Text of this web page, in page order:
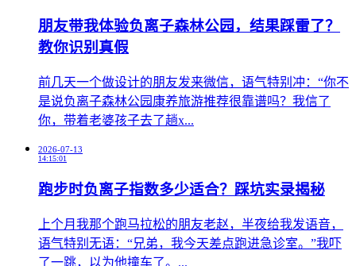
朋友带我体验负离子森林公园，结果踩雷了？
教你识别真假
前几天一个做设计的朋友发来微信，语气特别冲：“你不
是说负离子森林公园康养旅游推荐很靠谱吗？我信了
你，带着老婆孩子去了趟x...
2026-07-13
14:15:01
跑步时负离子指数多少适合？踩坑实录揭秘
上个月我那个跑马拉松的朋友老赵，半夜给我发语音，
语气特别无语：“兄弟，我今天差点跑进急诊室。”我吓
了一跳，以为他撞车了。...